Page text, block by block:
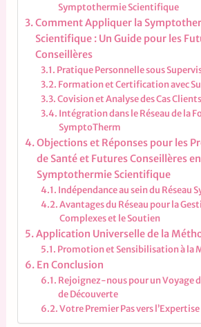
Symptothermie Scientifique
Comment Appliquer la
Scientifique : Un Guide pour les
Conseillères
Pratique Personnelle sous
Formation et Certification avec
Covision et Analyse des Cas Clients
Intégration dans le Réseau de la
SymptoTherm
Objections et Réponses pour les
de Santé et Futures Conseillères en
Symptothermie Scientifique
Indépendance au sein du Réseau
Avantages du Réseau pour la
Complexes et le Soutien
Application Universelle de la
Promotion et Sensibilisation à la
En Conclusion
Rejoignez-nous pour un Voyage
de Découverte
Votre Premier Pas vers l’Expertise